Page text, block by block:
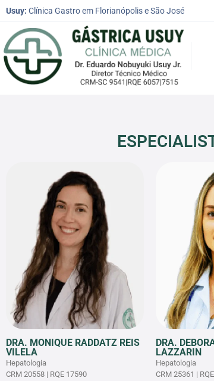
Usuy: Clínica Gastro em Florianópolis e São José
DRA. MONIQUE RADDATZ REIS
VILELA
Hepatologia
CRM 20558 | RQE 17590
DRA.
LAZZARIN
Hepatologia
CRM 25361 |